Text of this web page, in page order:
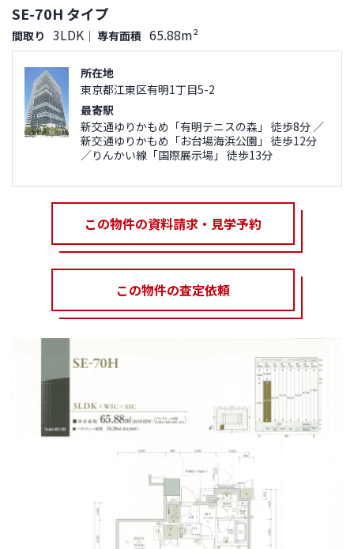
SE-70H タイプ
間取り 3LDK ｜ 専有面積 65.88m²
所在地
東京都江東区有明1丁目5-2
最寄駅
新交通ゆりかもめ「有明テニスの森」 徒歩8分 ／
新交通ゆりかもめ「お台場海浜公園」 徒歩12分
／りんかい線「国際展示場」 徒歩13分
この物件の資料請求・見学予約
この物件の査定依頼